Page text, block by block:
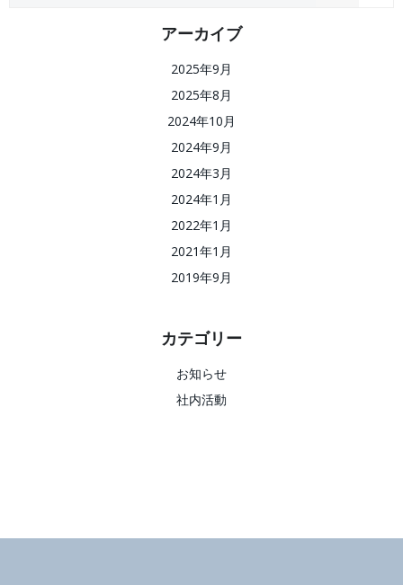
アーカイブ
2025年9月
2025年8月
2024年10月
2024年9月
2024年3月
2024年1月
2022年1月
2021年1月
2019年9月
カテゴリー
お知らせ
社内活動